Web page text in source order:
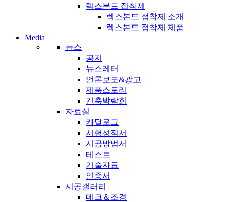
렉스본드 접착제
렉스본드 접착제 소개
렉스본드 접착제 제품
Media
뉴스
공지
뉴스레터
언론보도&광고
제품스토리
건축박람회
자료실
카달로그
시험성적서
시공방법서
테스트
기술자료
인증서
시공갤러리
데크＆조경